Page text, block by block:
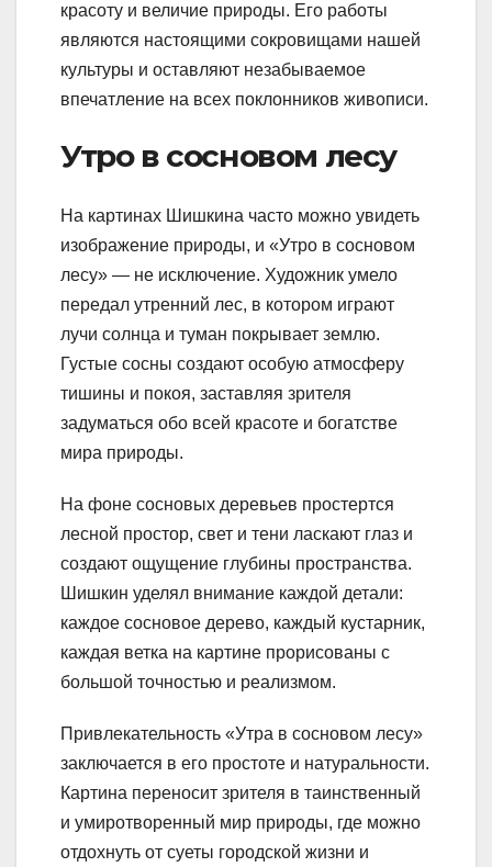
красоту и величие природы. Его работы
являются настоящими сокровищами нашей
культуры и оставляют незабываемое
впечатление на всех поклонников живописи.
Утро в сосновом лесу
На картинах Шишкина часто можно увидеть
изображение природы, и «Утро в сосновом
лесу» — не исключение. Художник умело
передал утренний лес, в котором играют
лучи солнца и туман покрывает землю.
Густые сосны создают особую атмосферу
тишины и покоя, заставляя зрителя
задуматься обо всей красоте и богатстве
мира природы.
На фоне сосновых деревьев простертся
лесной простор, свет и тени ласкают глаз и
создают ощущение глубины пространства.
Шишкин уделял внимание каждой детали:
каждое сосновое дерево, каждый кустарник,
каждая ветка на картине прорисованы с
большой точностью и реализмом.
Привлекательность «Утра в сосновом лесу»
заключается в его простоте и натуральности.
Картина переносит зрителя в таинственный
и умиротворенный мир природы, где можно
отдохнуть от суеты городской жизни и